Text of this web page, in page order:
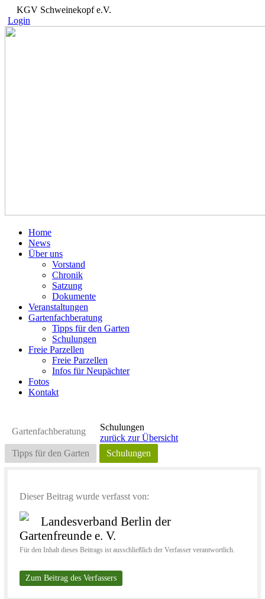
KGV Schweinekopf e.V.
Login
Home
News
Über uns
Vorstand
Chronik
Satzung
Dokumente
Veranstaltungen
Gartenfachberatung
Tipps für den Garten
Schulungen
Freie Parzellen
Freie Parzellen
Infos für Neupächter
Fotos
Kontakt
Gartenfachberatung
Tipps für den Garten Schulungen
Schulungen
zurück zur Übersicht
Dieser Beitrag wurde verfasst von:
Landesverband Berlin der
Gartenfreunde e. V.
Für den Inhalt dieses Beitrags ist ausschließlich der Verfasser verantwortlich.
Zum Beitrag des Verfassers